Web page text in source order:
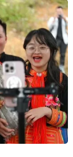
(Ảnh: Thống